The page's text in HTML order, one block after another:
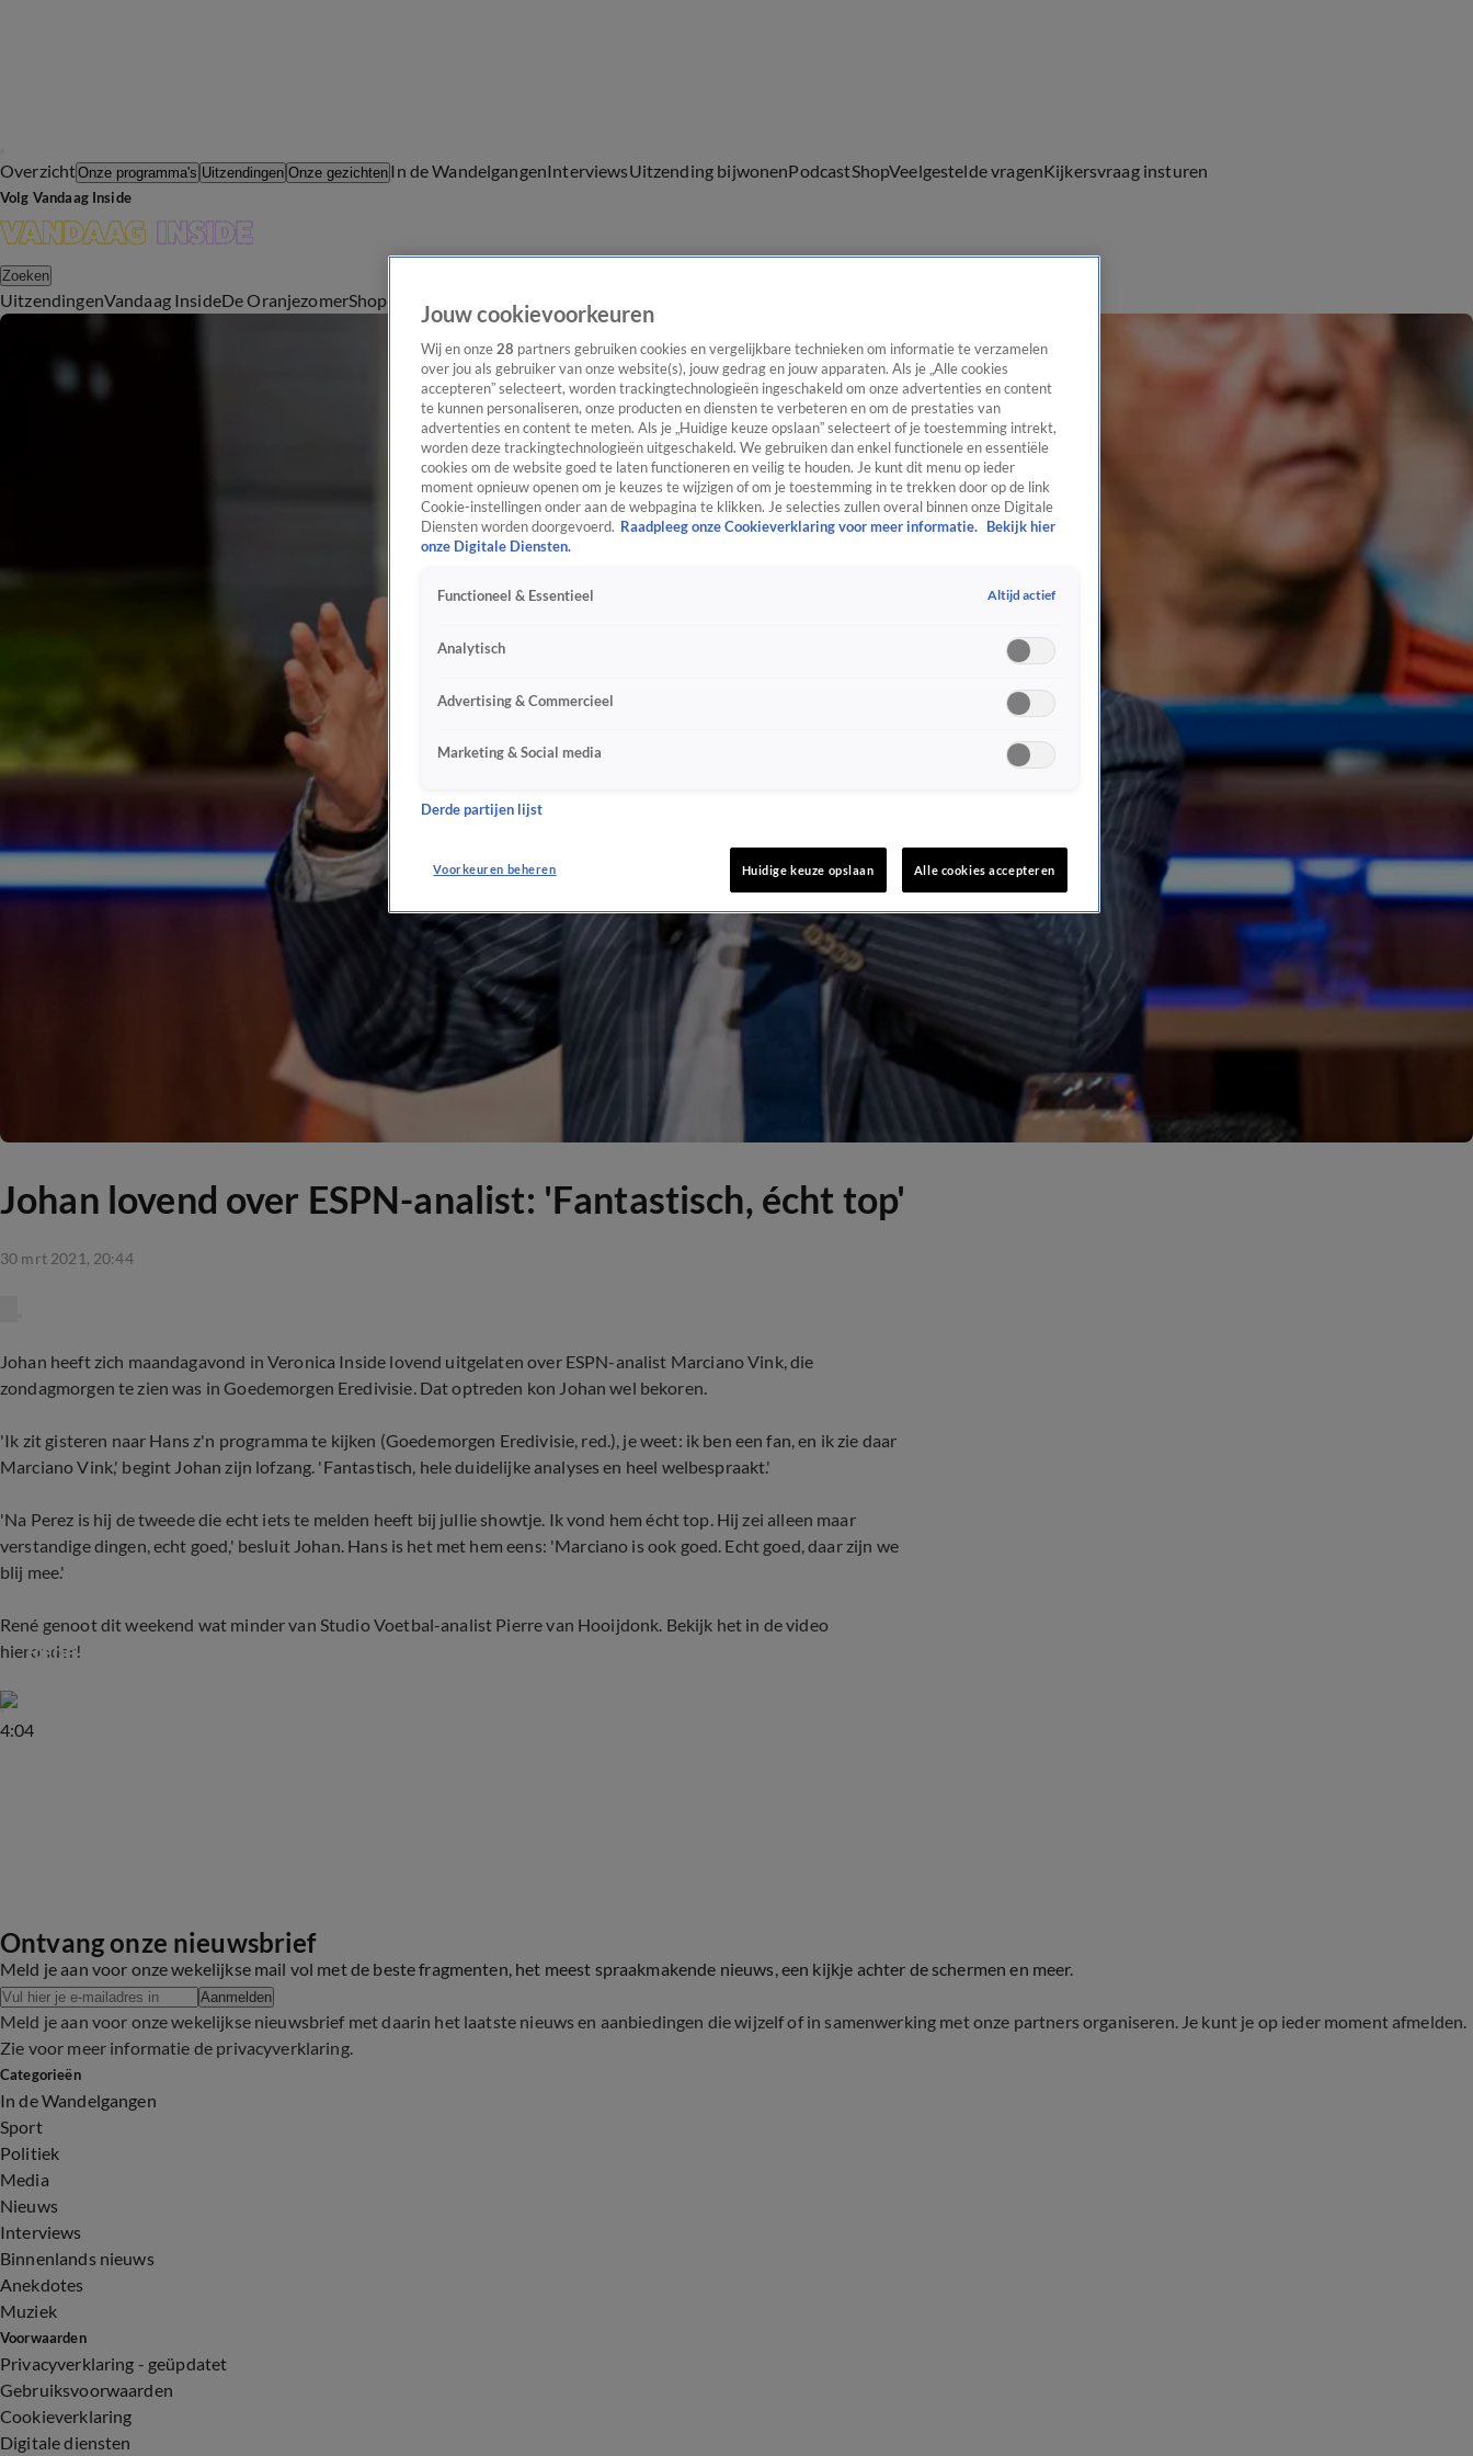
OverzichtOnze programma's Uitzendingen Onze gezichten In de WandelgangenInterviewsUitzending bijwonenPodcastShopVeelgestelde vragenKijkersvraag insturen
Volg Vandaag Inside
Zoeken
UitzendingenVandaag InsideDe OranjezomerShop Uitzending bijwonen
Johan lovend over ESPN-analist: 'Fantastisch, écht top'
30 mrt 2021, 20:44
Johan heeft zich maandagavond in Veronica Inside lovend uitgelaten over ESPN-analist Marciano Vink, die
zondagmorgen te zien was in Goedemorgen Eredivisie. Dat optreden kon Johan wel bekoren.
'Ik zit gisteren naar Hans z'n programma te kijken (Goedemorgen Eredivisie, red.), je weet: ik ben een fan, en ik zie daar
Marciano Vink,' begint Johan zijn lofzang. 'Fantastisch, hele duidelijke analyses en heel welbespraakt.'
'Na Perez is hij de tweede die echt iets te melden heeft bij jullie showtje. Ik vond hem écht top. Hij zei alleen maar
verstandige dingen, echt goed,' besluit Johan. Hans is het met hem eens: 'Marciano is ook goed. Echt goed, daar zijn we
blij mee.'
René genoot dit weekend wat minder van Studio Voetbal-analist Pierre van Hooijdonk. Bekijk het in de video
hieronder!
4:04
René zag Van Hooijdonk uit z'n nek lullen bij Studio Voetbal
Ontvang onze nieuwsbrief
Meld je aan voor onze wekelijkse mail vol met de beste fragmenten, het meest spraakmakende nieuws, een kijkje achter de schermen en meer.
Aanmelden
Meld je aan voor onze wekelijkse nieuwsbrief met daarin het laatste nieuws en aanbiedingen die wijzelf of in samenwerking met onze partners organiseren. Je kunt je op ieder moment afmelden.
Zie voor meer informatie de privacyverklaring.
Categorieën
In de Wandelgangen
Sport
Politiek
Media
Nieuws
Interviews
Binnenlands nieuws
Anekdotes
Muziek
Voorwaarden
Privacyverklaring - geüpdatet
Gebruiksvoorwaarden
Cookieverklaring
Digitale diensten
Jouw cookievoorkeuren
Wij en onze 28 partners gebruiken cookies en vergelijkbare technieken om informatie te verzamelen
over jou als gebruiker van onze website(s), jouw gedrag en jouw apparaten. Als je „Alle cookies
accepteren” selecteert, worden trackingtechnologieën ingeschakeld om onze advertenties en content
te kunnen personaliseren, onze producten en diensten te verbeteren en om de prestaties van
advertenties en content te meten. Als je „Huidige keuze opslaan” selecteert of je toestemming intrekt,
worden deze trackingtechnologieën uitgeschakeld. We gebruiken dan enkel functionele en essentiële
cookies om de website goed te laten functioneren en veilig te houden. Je kunt dit menu op ieder
moment opnieuw openen om je keuzes te wijzigen of om je toestemming in te trekken door op de link
Cookie-instellingen onder aan de webpagina te klikken. Je selecties zullen overal binnen onze Digitale
Diensten worden doorgevoerd. Raadpleeg onze Cookieverklaring voor meer informatie.
Bekijk hier
onze Digitale Diensten.
Functioneel & Essentieel Altijd actief
Analytisch
Advertising & Commercieel
Marketing & Social media
Derde partijen lijst
Voorkeuren beheren Huidige keuze opslaan Alle cookies accepteren